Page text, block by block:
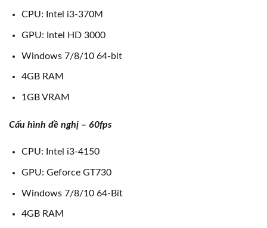
CPU: Intel i3-370M
GPU: Intel HD 3000
Windows 7/8/10 64-bit
4GB RAM
1GB VRAM
Cấu hình đề nghị – 60fps
CPU: Intel i3-4150
GPU: Geforce GT730
Windows 7/8/10 64-Bit
4GB RAM